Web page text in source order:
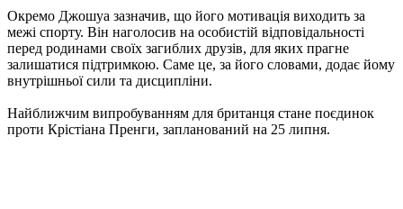
Окремо Джошуа зазначив, що його мотивація виходить за
межі спорту. Він наголосив на особистій відповідальності
перед родинами своїх загиблих друзів, для яких прагне
залишатися підтримкою. Саме це, за його словами, додає йому
внутрішньої сили та дисципліни.
Найближчим випробуванням для британця стане поєдинок
проти Крістіана Пренги, запланований на 25 липня.